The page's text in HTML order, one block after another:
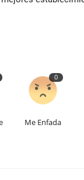
0
Me Enfada